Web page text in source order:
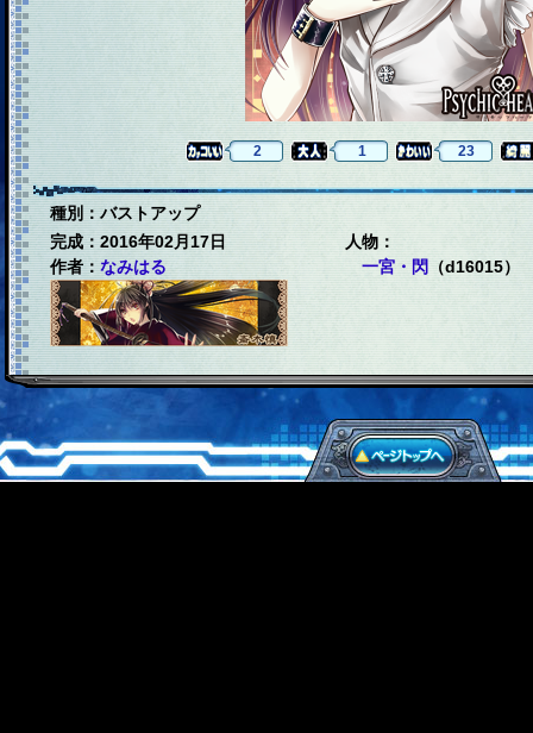
2 1 23
種別：バストアップ
完成：2016年02月17日
作者： なみはる
人物：
一宮・閃
（d16015）